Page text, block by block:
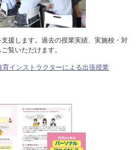
援します。過去の授業実績、実施校・対
覧いただけます。
インストラクターによる出張授業